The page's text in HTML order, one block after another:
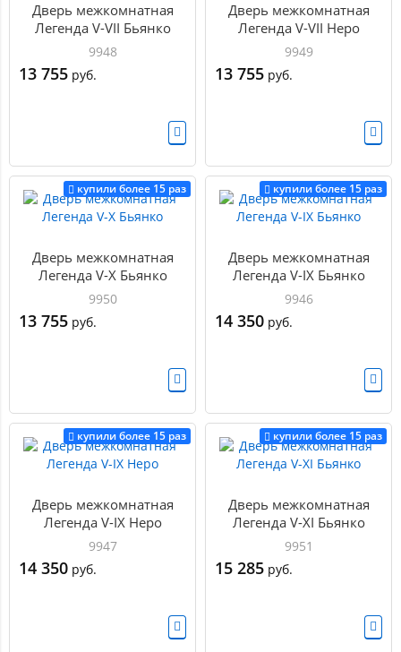
Дверь межкомнатная
Легенда V-VII Бьянко
9948
13 755 руб.
Дверь межкомнатная
Легенда V-VII Неро
9949
13 755 руб.
купили более 15 раз
Дверь межкомнатная
Легенда V-X Бьянко
9950
13 755 руб.
купили более 15 раз
Дверь межкомнатная
Легенда V-IX Бьянко
9946
14 350 руб.
купили более 15 раз
Дверь межкомнатная
Легенда V-IX Неро
9947
14 350 руб.
купили более 15 раз
Дверь межкомнатная
Легенда V-XI Бьянко
9951
15 285 руб.